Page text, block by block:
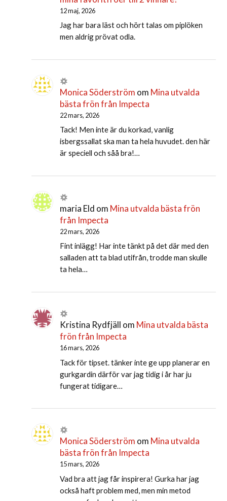
12 maj, 2026
Jag har bara läst och hört talas om piplöken
men aldrig prövat odla.
Monica Söderström om Mina utvalda
bästa frön från Impecta
22 mars, 2026
Tack! Men inte är du korkad, vanlig
isbergssallat ska man ta hela huvudet. den här
är speciell och såå bra!…
maria Eld om Mina utvalda bästa frön
från Impecta
22 mars, 2026
Fint inlägg! Har inte tänkt på det där med den
salladen att ta blad utifrån, trodde man skulle
ta hela…
Kristina Rydfjäll om Mina utvalda bästa
frön från Impecta
16 mars, 2026
Tack för tipset. tänker inte ge upp planerar en
gurkgardin därför var jag tidig i år har ju
fungerat tidigare…
Monica Söderström om Mina utvalda
bästa frön från Impecta
15 mars, 2026
Vad bra att jag får inspirera! Gurka har jag
också haft problem med, men min metod